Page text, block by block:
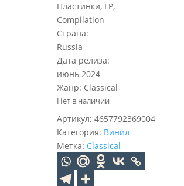
Пластинки, LP,
Compilation
Страна:
Russia
Дата релиза:
июнь 2024
Жанр: Classical
Нет в наличии
Артикул:4657792369004
Категория: Винил
Метка: Classical